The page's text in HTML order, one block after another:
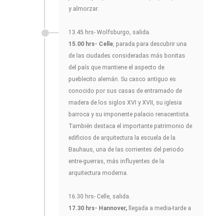
y almorzar.
13.45 hrs- Wolfsburgo, salida.
15.00 hrs- Celle, parada para descubrir una
de las ciudades consideradas más bonitas
del país que mantiene el aspecto de
pueblecito alemán. Su casco antiguo es
conocido por sus casas de entramado de
madera de los siglos XVI y XVII, su iglesia
barroca y su imponente palacio renacentista.
También destaca el importante patrimonio de
edificios de arquitectura la escuela de la
Bauhaus, una de las corrientes del periodo
entre-guerras, más influyentes de la
arquitectura moderna.
16.30 hrs- Celle, salida.
17.30 hrs- Hannover, llegada a media-tarde a